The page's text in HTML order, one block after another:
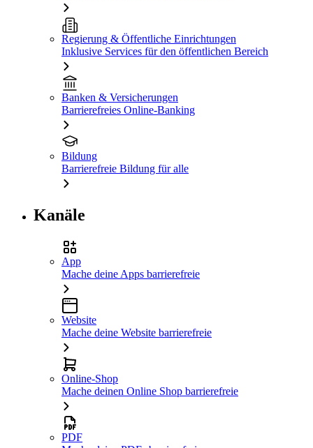
Regierung & Öffentliche Einrichtungen
Inklusive Services für den öffentlichen Bereich
Banken & Versicherungen
Barrierefreies Online-Banking
Bildung
Barrierefreie Bildung für alle
Kanäle
App
Mache deine Apps barrierefreie
Website
Mache deine Website barrierefreie
Online-Shop
Mache deinen Online Shop barrierefreie
PDF